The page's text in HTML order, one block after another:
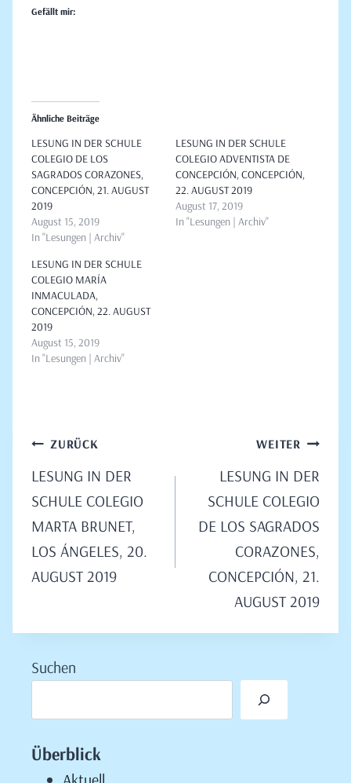
Gefällt mir:
Ähnliche Beiträge
LESUNG IN DER SCHULE
COLEGIO DE LOS
SAGRADOS CORAZONES,
CONCEPCIÓN, 21. AUGUST
2019
August 15, 2019
In "Lesungen | Archiv"
LESUNG IN DER SCHULE
COLEGIO ADVENTISTA DE
CONCEPCIÓN, CONCEPCIÓN,
22. AUGUST 2019
August 17, 2019
In "Lesungen | Archiv"
LESUNG IN DER SCHULE
COLEGIO MARÍA
INMACULADA,
CONCEPCIÓN, 22. AUGUST
2019
August 15, 2019
In "Lesungen | Archiv"
Beitragsnavigation
ZURÜCK
LESUNG IN DER
SCHULE COLEGIO
MARTA BRUNET,
LOS ÁNGELES, 20.
AUGUST 2019
WEITER
LESUNG IN DER
SCHULE COLEGIO
DE LOS SAGRADOS
CORAZONES,
CONCEPCIÓN, 21.
AUGUST 2019
Suchen
Überblick